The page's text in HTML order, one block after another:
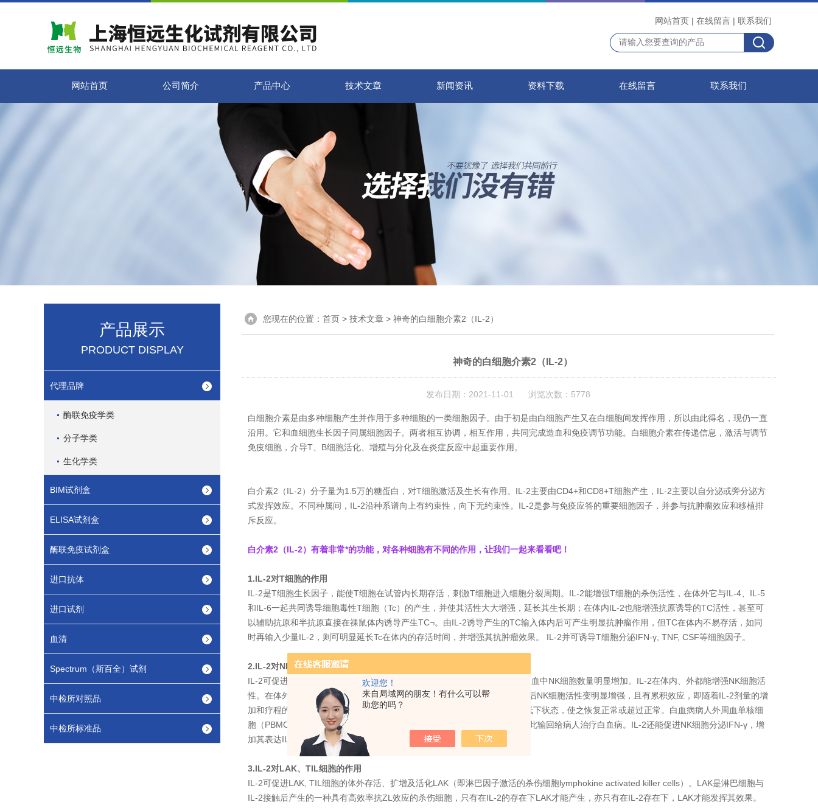
欢迎您！
来自局域网的朋友！有什么可以帮
助您的吗？
网站首页 | 在线留言 | 联系我们
网站首页 公司简介 产品中心 技术文章 新闻资讯 资料下载 在线留言 联系我们
产品展示
PRODUCT DISPLAY
代理品牌
酶联免疫学类
分子学类
生化学类
BIM试剂盒
ELISA试剂盒
酶联免疫试剂盒
进口抗体
进口试剂
血清
Spectrum（斯百全）试剂
中检所对照品
中检所标准品
您现在的位置： 首页 > 技术文章 > 神奇的白细胞介素2（IL-2）
神奇的白细胞介素2（IL-2）
发布日期：2021-11-01 浏览次数：5778
白细胞介素是由多种细胞产生并作用于多种细胞的一类细胞因子。由于初是由白细胞产生又在白细胞间发挥作用，所以由此得名，现仍一直
沿用。它和血细胞生长因子同属细胞因子。两者相互协调，相互作用，共同完成造血和免疫调节功能。白细胞介素在传递信息，激活与调节
免疫细胞，介导T、B细胞活化、增殖与分化及在炎症反应中起重要作用。
白介素2（IL-2）分子量为1.5万的糖蛋白，对T细胞激活及生长有作用。IL-2主要由CD4+和CD8+T细胞产生，IL-2主要以自分泌或旁分泌方
式发挥效应。不同种属间，IL-2沿种系谱向上有约束性，向下无约束性。IL-2是参与免疫应答的重要细胞因子，并参与抗肿瘤效应和移植排
斥反应。
白介素2（IL-2）有着非常*的功能，对各种细胞有不同的作用，让我们一起来看看吧！
1.IL-2对T细胞的作用
IL-2是T细胞生长因子，能使T细胞在试管内长期存活，刺激T细胞进入细胞分裂周期。IL-2能增强T细胞的杀伤活性，在体外它与IL-4、IL-5
和IL-6一起共同诱导细胞毒性T细胞（Tc）的产生，并使其活性大大增强，延长其生长期；在体内IL-2也能增强抗原诱导的TC活性，甚至可
以辅助抗原和半抗原直接在祼鼠体内诱导产生TC¬。由IL-2诱导产生的TC输入体内后可产生明显抗肿瘤作用，但TC在体内不易存活，如同
时再输入少量IL-2，则可明显延长Tc在体内的存活时间，并增强其抗肿瘤效果。 IL-2并可诱导T细胞分泌IFN-γ, TNF, CSF等细胞因子。
2.IL-2对NK细胞的作用
IL-2可促进NK细胞的增殖，维持NK细胞长期生长。肿瘤病人经IL-2治疗后，血中NK细胞数量明显增加。IL-2在体内、外都能增强NK细胞活
性。在体外，IL-2于短时间内就可使NK细胞活性增强。肿瘤病人经IL-2治疗后NK细胞活性变明显增强，且有累积效应，即随着IL-2剂量的增
加和疗程的延长，NK细胞活性亦因之不断增强，IL-2并能矫正NK细胞活性低下状态，使之恢复正常或超过正常。白血病病人外周血单核细
胞（PBMC，其中10%是NK细胞），经IL-2培养后具明显的细胞毒作用，以此输回给病人治疗白血病。IL-2还能促进NK细胞分泌IFN-γ，增
加其表达IL-2R+亚基等。
3.IL-2对LAK、TIL细胞的作用
IL-2可促进LAK, TIL细胞的体外存活、扩增及活化LAK（即淋巴因子激活的杀伤细胞lymphokine activated killer cells）。LAK是淋巴细胞与
IL-2接触后产生的一种具有高效率抗ZL效应的杀伤细胞，只有在IL-2的存在下LAK才能产生，亦只有在IL-2存在下，LAK才能发挥其效果。